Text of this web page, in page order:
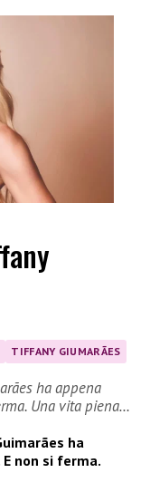
TIFFANY GIUMARÃES
ha appena
Una vita piena…
ha
non si ferma.